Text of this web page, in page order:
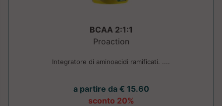
BCAA 2:1:1
Proaction
Integratore di aminoacidi ramificati. ....
a partire da € 15.60
sconto 20%